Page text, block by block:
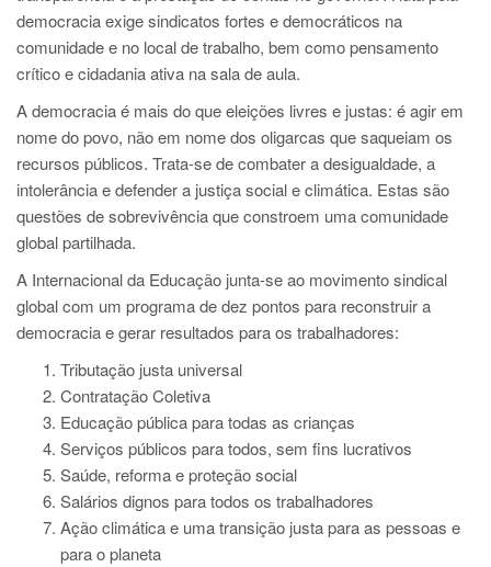
democracia exige sindicatos fortes e democráticos na
comunidade e no local de trabalho, bem como pensamento
crítico e cidadania ativa na sala de aula.
A democracia é mais do que eleições livres e justas: é agir em
nome do povo, não em nome dos oligarcas que saqueiam os
recursos públicos. Trata-se de combater a desigualdade, a
intolerância e defender a justiça social e climática. Estas são
questões de sobrevivência que constroem uma comunidade
global partilhada.
A Internacional da Educação junta-se ao movimento sindical
global com um programa de dez pontos para reconstruir a
democracia e gerar resultados para os trabalhadores:
Tributação justa universal
Contratação Coletiva
Educação pública para todas as crianças
Serviços públicos para todos, sem fins lucrativos
Saúde, reforma e proteção social
Salários dignos para todos os trabalhadores
Ação climática e uma transição justa para as pessoas e
para o planeta